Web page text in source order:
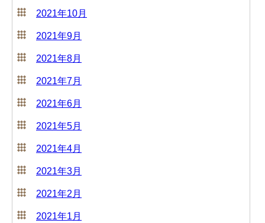
2021年10月
2021年9月
2021年8月
2021年7月
2021年6月
2021年5月
2021年4月
2021年3月
2021年2月
2021年1月